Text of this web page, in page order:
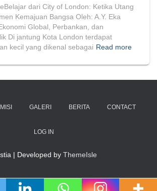
dari City of London: Ketika Utang
Kemajuan Bangsa Oleh: A.Y. Eka
Global, Perbankan, dan
Di jantung Kota London terdapat
kecil yang dikenal sebagai Read more
GALERI BERITA CONTACT
LOG IN
| Developed by ThemeIsle